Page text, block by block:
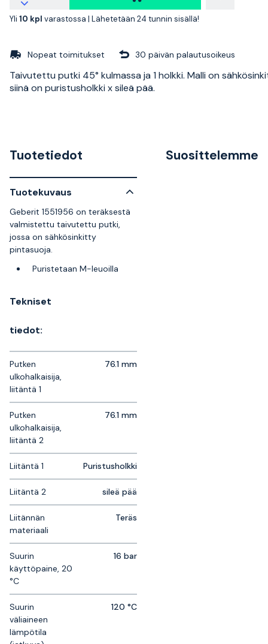
Yli 10 kpl varastossa | Lähetetään 24 tunnin sisällä!
Nopeat toimitukset 30 päivän palautusoikeus
Taivutettu putki 45° kulmassa ja 1 holkki. Malli on
siinä on puristusholkki x sileä pää.
Tuotetiedot
Tuotekuvaus
Geberit 1551956 on teräksestä
valmistettu taivutettu putki,
jossa on sähkösinkitty
pintasuoja.
Puristetaan M-leuoilla
Tekniset
tiedot:
Putken
ulkohalkaisija,
liitäntä 1
76.1 mm
Putken
ulkohalkaisija,
liitäntä 2
76.1 mm
Liitäntä 1 Puristusholkki
Liitäntä 2 sileä pää
Liitännän
materiaali
Teräs
Suurin
käyttöpaine, 20
°C
16 bar
Suurin
väliaineen
lämpötila
120 °C
Suosittelemme